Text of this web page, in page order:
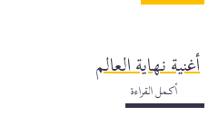
أغنية نهاية العالم
أكمل القراءة